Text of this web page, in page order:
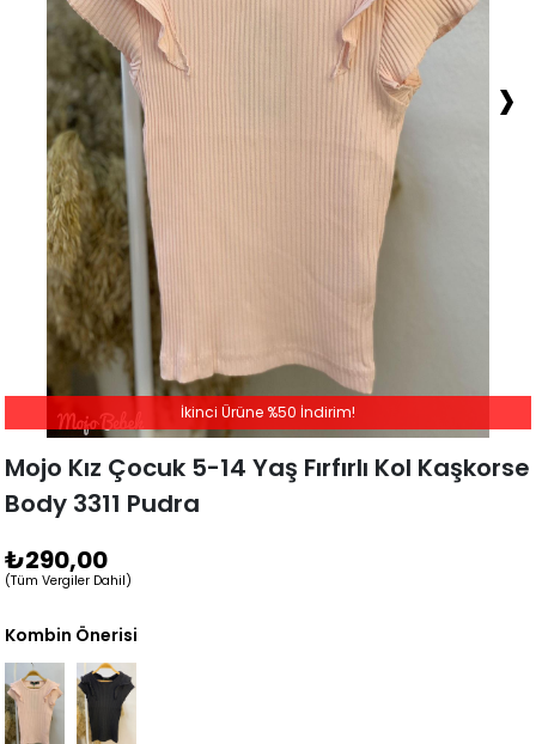
›
Mojo Kız Çocuk 5-14 Yaş Fırfırlı Kol Kaşkorse
Body 3311 Pudra
₺290,00
(Tüm Vergiler Dahil)
İkinci Ürüne %50 İndirim!
Kombin Önerisi